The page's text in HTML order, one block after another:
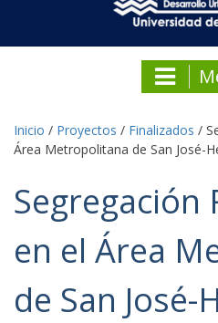
Inicio / Proyectos / Finalizados /
Área Metropolitana de San José-
Segregación
en el Área
de San José-